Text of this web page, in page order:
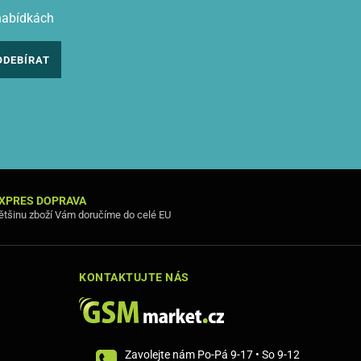
DOPRAVA
zboží Vám doručíme do celé EU
KONTAKTUJTE NÁS
Zavolejte nám Po-Pá 9-17 • So 9-12